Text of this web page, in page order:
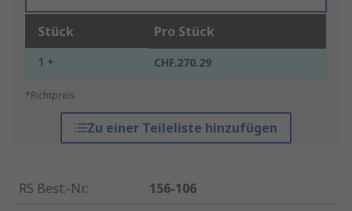
Stück Pro Stück
1 + CHF.270.29
*Richtpreis
Zu einer Teileliste hinzufügen
RS Best.-Nr.:
156-106